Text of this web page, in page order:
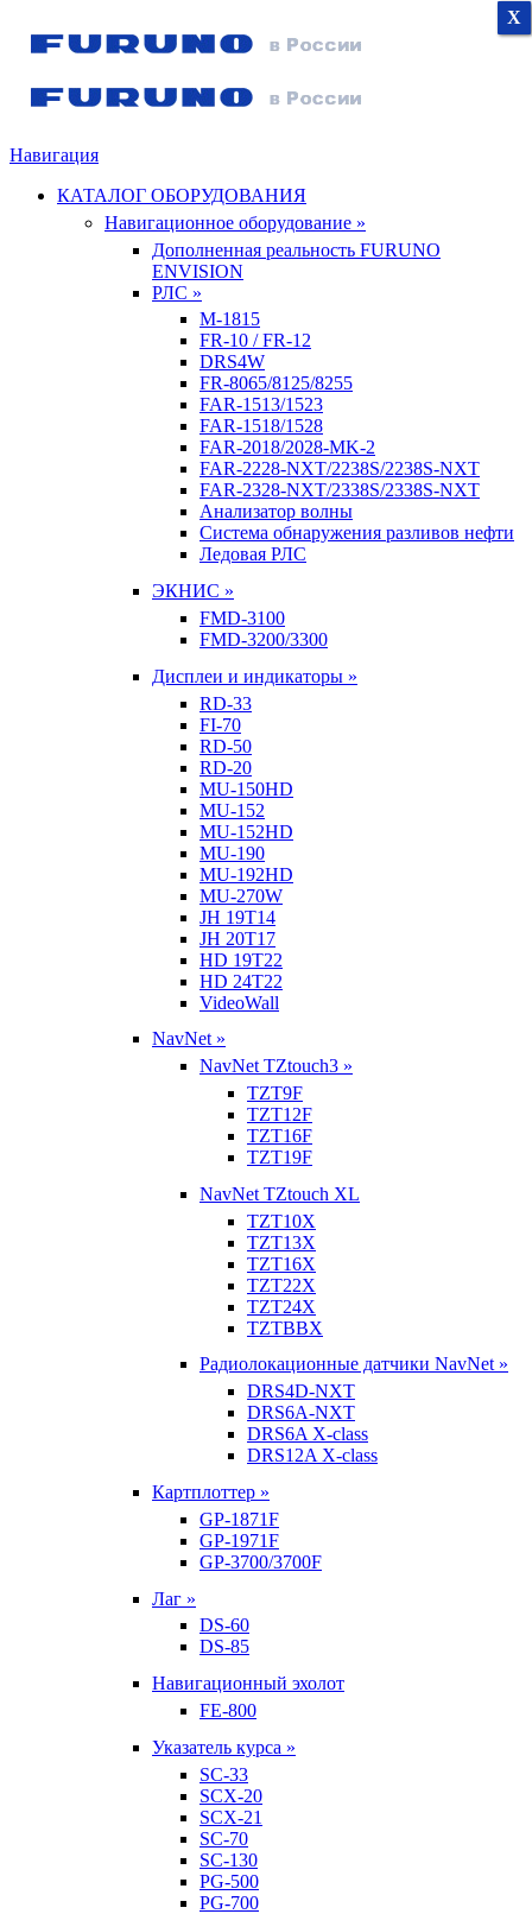
Навигация
КАТАЛОГ ОБОРУДОВАНИЯ
Навигационное оборудование »
Дополненная реальность FURUNO
ENVISION
РЛС »
M-1815
FR-10 / FR-12
DRS4W
FR-8065/8125/8255
FAR-1513/1523
FAR-1518/1528
FAR-2018/2028-MK-2
FAR-2228-NXT/2238S/2238S-NXT
FAR-2328-NXT/2338S/2338S-NXT
Анализатор волны
Система обнаружения разливов нефти
Ледовая РЛС
ЭКНИС »
FMD-3100
FMD-3200/3300
Дисплеи и индикаторы »
RD-33
FI-70
RD-50
RD-20
MU-150HD
MU-152
MU-152HD
MU-190
MU-192HD
MU-270W
JH 19T14
JH 20T17
HD 19T22
HD 24T22
VideoWall
NavNet »
NavNet TZtouch3 »
TZT9F
TZT12F
TZT16F
TZT19F
NavNet TZtouch XL
TZT10X
TZT13X
TZT16X
TZT22X
TZT24X
TZTBBX
Радиолокационные датчики NavNet »
DRS4D-NXT
DRS6A-NXT
DRS6A X-class
DRS12A X-class
Картплоттер »
GP-1871F
GP-1971F
GP-3700/3700F
Лаг »
DS-60
DS-85
Навигационный эхолот
FE-800
Указатель курса »
SC-33
SCX-20
SCX-21
SC-70
SC-130
PG-500
PG-700
X
X
X